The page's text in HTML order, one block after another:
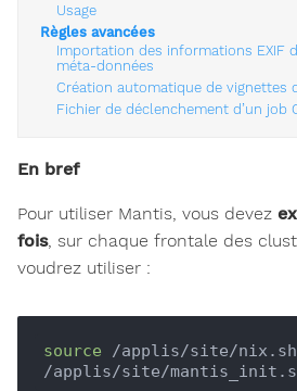
Usage
Règles avancées
Importation des informations EXIF
méta-données
Création automatique de vignettes
Fichier de déclenchement d’un job
En bref
Pour utiliser Mantis, vous devez
fois, sur chaque frontale des
voudrez utiliser :
source /applis/site/nix.sh